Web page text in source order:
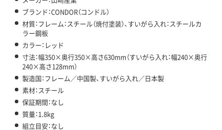
ブランド：CONDOR（コンドル）
材質：フレーム：スチール（焼付塗装）、すいがら入れ：スチールカ
ラー鋼板
カラー：レッド
寸法：幅350×奥行350×高さ630mm（すいがら入れ：幅240×奥行
240×高さ128mm）
製造国：フレーム／中国製、すいがら入れ／日本製
素材：スチール
保証期間：なし
質量：1.8kg
組立目安：なし